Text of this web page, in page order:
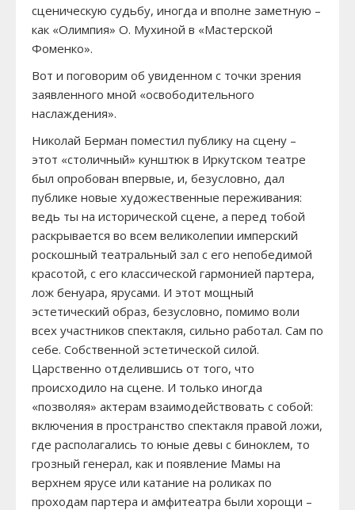
сценическую судьбу, иногда и вполне заметную –
как «Олимпия» О. Мухиной в «Мастерской
Фоменко».
Вот и поговорим об увиденном с точки зрения
заявленного мной «освободительного
наслаждения».
Николай Берман поместил публику на сцену –
этот «столичный» кунштюк в Иркутском театре
был опробован впервые, и, безусловно, дал
публике новые художественные переживания:
ведь ты на исторической сцене, а перед тобой
раскрывается во всем великолепии имперский
роскошный театральный зал с его непобедимой
красотой, с его классической гармонией партера,
лож бенуара, ярусами. И этот мощный
эстетический образ, безусловно, помимо воли
всех участников спектакля, сильно работал. Сам по
себе. Собственной эстетической силой.
Царственно отделившись от того, что
происходило на сцене. И только иногда
«позволяя» актерам взаимодействовать с собой:
включения в пространство спектакля правой ложи,
где располагались то юные девы с биноклем, то
грозный генерал, как и появление Мамы на
верхнем ярусе или катание на роликах по
проходам партера и амфитеатра были хорощи –